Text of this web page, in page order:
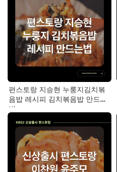
편스토랑 지승현 누룽지김치볶
음밥 레시피 김치볶음밥 만드는
법